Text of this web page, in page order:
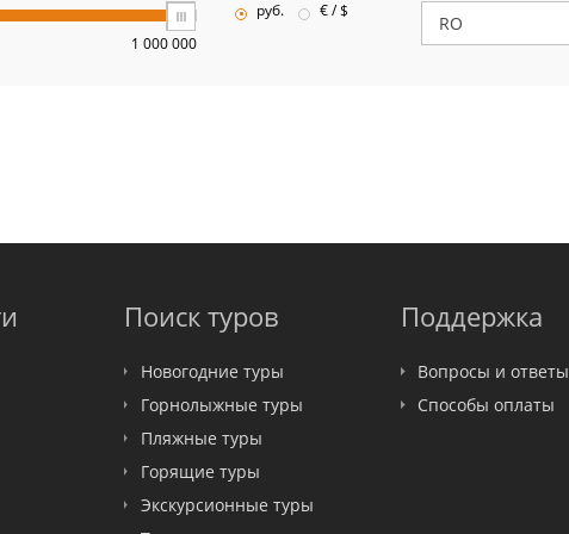
1 000 000
руб.
€ / $
Поиск туров
Новогодние туры
Горнолыжные туры
Пляжные туры
Горящие туры
Экскурсионные туры
Поддержка
Вопросы и ответы
Способы оплаты